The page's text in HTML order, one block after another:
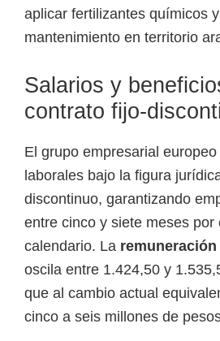
l
S
N
A
aplicar fertilizantes químicos
mantenimiento en territorio
Salarios y
contrato fijo-
El grupo empresarial
laborales bajo la figura
discontinuo, garantizando
entre cinco y siete meses por
calendario. La
oscila entre 1.424,50 y
que al cambio actual
cinco a seis millones de